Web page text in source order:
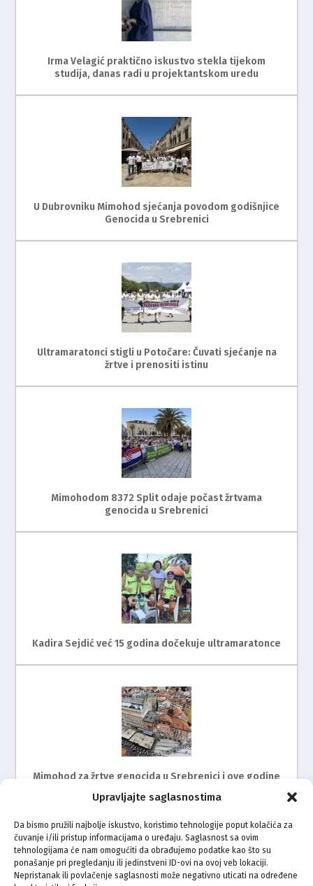
Upravljajte saglasnostima
Da bismo pružili najbolje iskustvo, koristimo tehnologije poput kolačića za
čuvanje i/ili pristup informacijama o uređaju. Saglasnost sa ovim
tehnologijama će nam omogućiti da obrađujemo podatke kao što su
ponašanje pri pregledanju ili jedinstveni ID-ovi na ovoj veb lokaciji.
Nepristanak ili povlačenje saglasnosti može negativno uticati na određene
Irma Velagić praktično iskustvo stekla tijekom
studija, danas radi u projektantskom uredu
U Dubrovniku Mimohod sjećanja povodom godišnjice
Genocida u Srebrenici
Ultramaratonci stigli u Potočare: Čuvati sjećanje na
žrtve i prenositi istinu
Mimohodom 8372 Split odaje počast žrtvama
genocida u Srebrenici
Kadira Sejdić već 15 godina dočekuje ultramaratonce
Mimohod za žrtve genocida u Srebrenici i ove godine